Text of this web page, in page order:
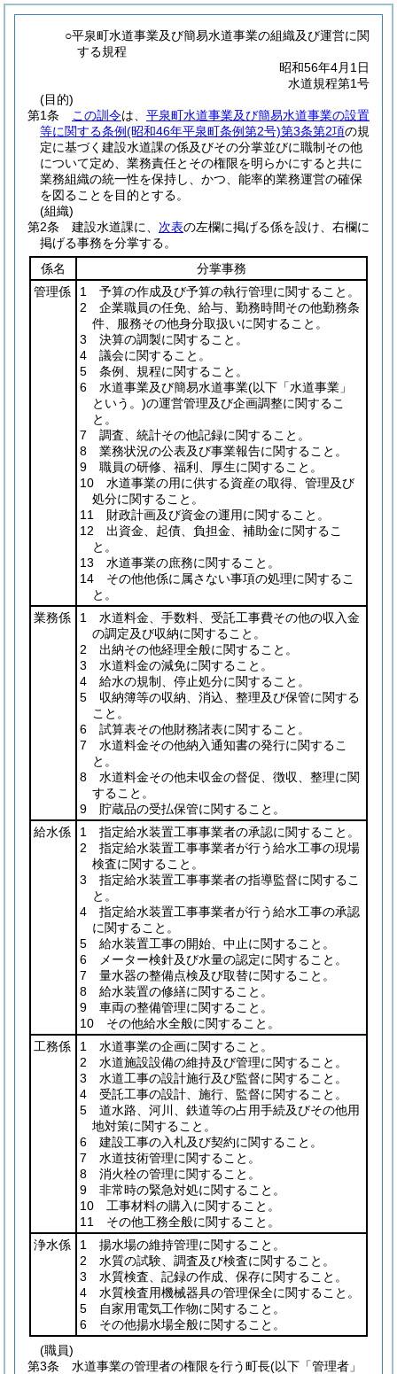
○平泉町水道事業及び簡易水道事業の組織及び運営に関
する規程
昭和56年4月1日
水道規程第1号
(目的)
第1条
この訓令は、 平泉町水道事業及び簡易水道事業の設置
等に関する条例(昭和46年平泉町条例第2号)第3条第2項の規
定に基づく建設水道課の係及びその分掌並びに職制その他
について定め、業務責任とその権限を明らかにすると共に
業務組織の統一性を保持し、かつ、能率的業務運営の確保
を図ることを目的とする。
(組織)
第2条
建設水道課に、 次表の左欄に掲げる係を設け、右欄に
掲げる事務を分掌する。
係名
分掌事務
管理係
1 予算の作成及び予算の執行管理に関すること。
2 企業職員の任免、給与、勤務時間その他勤務条
件、服務その他身分取扱いに関すること。
3 決算の調製に関すること。
4 議会に関すること。
5 条例、規程に関すること。
6 水道事業及び簡易水道事業(以下「水道事業」
という。)の運営管理及び企画調整に関するこ
と。
7 調査、統計その他記録に関すること。
8 業務状況の公表及び事業報告に関すること。
9 職員の研修、福利、厚生に関すること。
10 水道事業の用に供する資産の取得、管理及び
処分に関すること。
11 財政計画及び資金の運用に関すること。
12 出資金、起債、負担金、補助金に関するこ
と。
13 水道事業の庶務に関すること。
14 その他他係に属さない事項の処理に関するこ
と。
業務係
1 水道料金、手数料、受託工事費その他の収入金
の調定及び収納に関すること。
2 出納その他経理全般に関すること。
3 水道料金の減免に関すること。
4 給水の規制、停止処分に関すること。
5 収納簿等の収納、消込、整理及び保管に関する
こと。
6 試算表その他財務諸表に関すること。
7 水道料金その他納入通知書の発行に関するこ
と。
8 水道料金その他未収金の督促、徴収、整理に関
すること。
9 貯蔵品の受払保管に関すること。
給水係
1 指定給水装置工事事業者の承認に関すること。
2 指定給水装置工事事業者が行う給水工事の現場
検査に関すること。
3 指定給水装置工事事業者の指導監督に関するこ
と。
4 指定給水装置工事事業者が行う給水工事の承認
に関すること。
5 給水装置工事の開始、中止に関すること。
6 メーター検針及び水量の認定に関すること。
7 量水器の整備点検及び取替に関すること。
8 給水装置の修繕に関すること。
9 車両の整備管理に関すること。
10 その他給水全般に関すること。
工務係
1 水道事業の企画に関すること。
2 水道施設設備の維持及び管理に関すること。
3 水道工事の設計施行及び監督に関すること。
4 受託工事の設計、施行、監督に関すること。
5 道水路、河川、鉄道等の占用手続及びその他用
地対策に関すること。
6 建設工事の入札及び契約に関すること。
7 水道技術管理に関すること。
8 消火栓の管理に関すること。
9 非常時の緊急対処に関すること。
10 工事材料の購入に関すること。
11 その他工務全般に関すること。
浄水係
1 揚水場の維持管理に関すること。
2 水質の試験、調査及び検査に関すること。
3 水質検査、記録の作成、保存に関すること。
4 水質検査用機械器具の管理保全に関すること。
5 自家用電気工作物に関すること。
6 その他揚水場全般に関すること。
(職員)
第3条
水道事業の管理者の権限を行う町長(以下「管理者」